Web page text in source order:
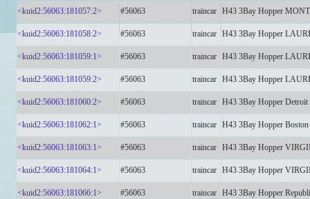
<kuid2:56063:181057:2> #56063 traincar H43 3Bay Hopper
<kuid2:56063:181058:2> #56063 traincar H43 3Bay Hopper
<kuid2:56063:181059:1> #56063 traincar H43 3Bay Hopper
<kuid2:56063:181059:2> #56063 traincar H43 3Bay Hopper
<kuid2:56063:181060:2> #56063 traincar H43 3Bay Hopper
<kuid2:56063:181062:1> #56063 traincar H43 3Bay Hopper
<kuid2:56063:181063:1> #56063 traincar H43 3Bay Hopper
<kuid2:56063:181064:1> #56063 traincar H43 3Bay Hopper
<kuid2:56063:181066:1> #56063 traincar H43 3Bay Hopper